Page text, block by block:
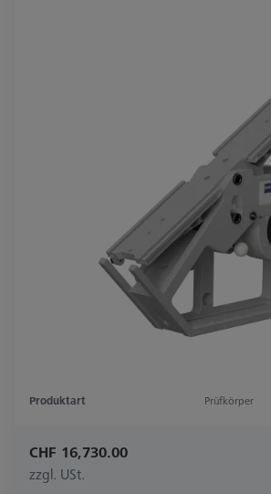
Produktart Prüfkörper
CHF 16,730.00
zzgl. USt.